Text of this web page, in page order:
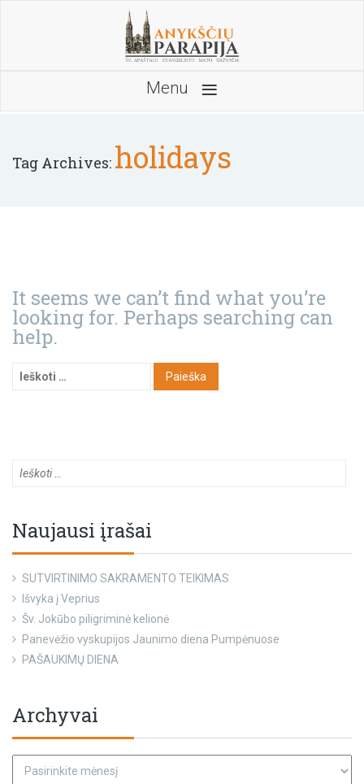
Menu ≡
Tag Archives: holidays
It seems we can’t find what you’re
looking for. Perhaps searching can
help.
Naujausi įrašai
SUTVIRTINIMO SAKRAMENTO TEIKIMAS
Išvyka į Veprius
Šv. Jokūbo piligriminė kelionė
Panevėžio vyskupijos Jaunimo diena Pumpėnuose
PAŠAUKIMŲ DIENA
Archyvai